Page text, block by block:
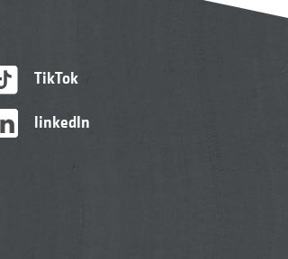
TikTok
linkedIn